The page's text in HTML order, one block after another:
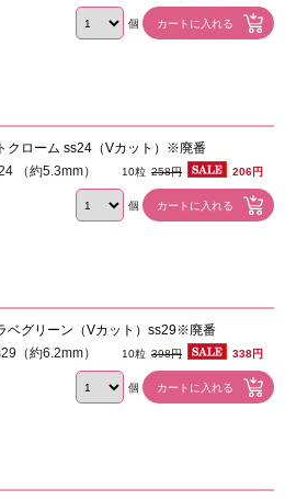
個
クローム ss24（Vカット）※廃番
（約5.3mm） 10粒 258円 206円
個
ベグリーン（Vカット）ss29※廃番
（約6.2mm） 10粒 398円 338円
個